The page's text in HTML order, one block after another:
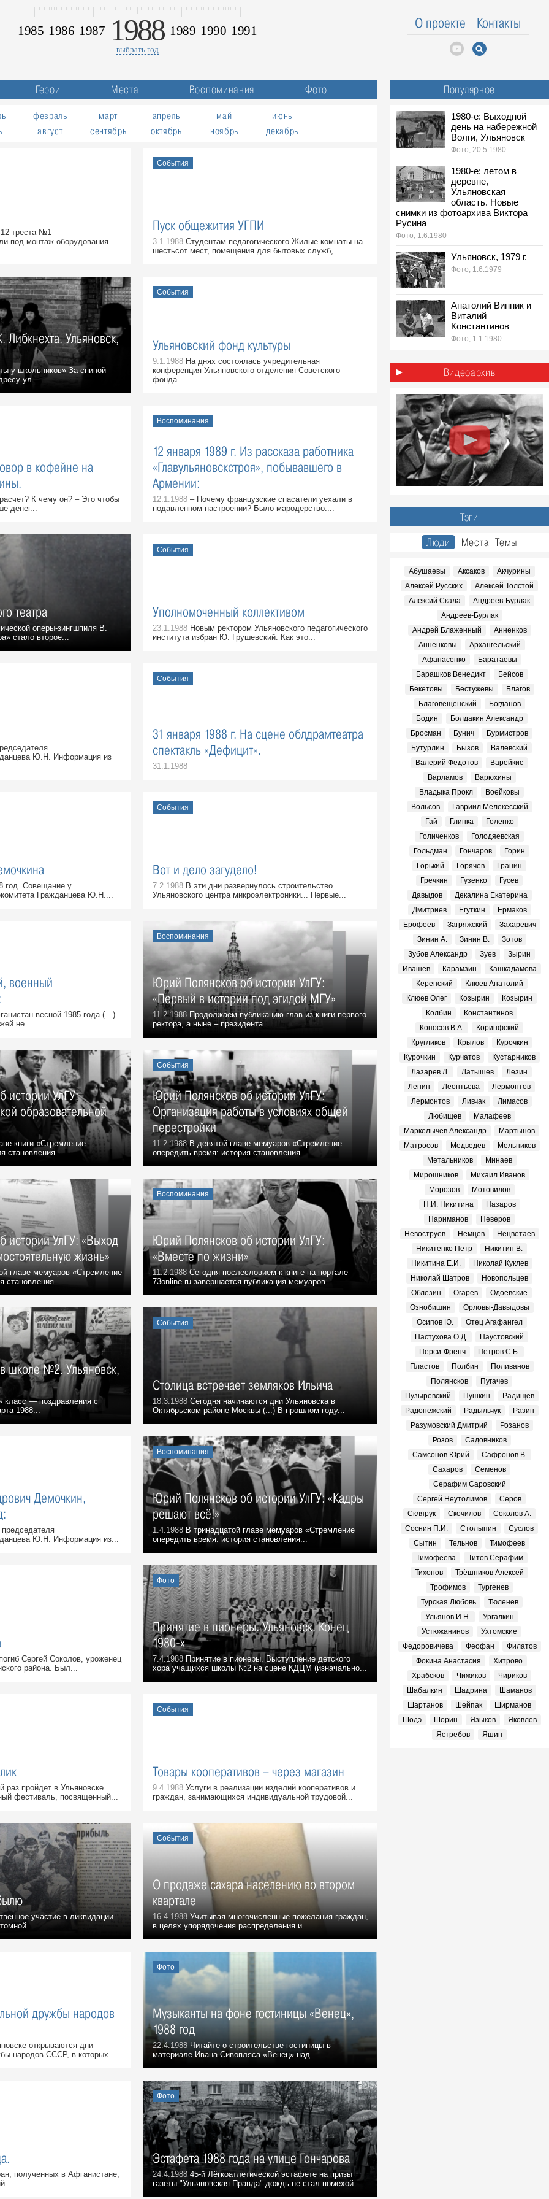
1988
1985 1986 1987 1989 1990 1991
выбрать год
О проекте Контакты
Герои Места Воспоминания Фото
февраль март апрель май
июнь
август сентябрь октябрь ноябрь декабрь
треста №1
под монтаж оборудования
События
Пуск общежития УГПИ
3.1.1988 Студентам педагогического Жилые комнаты на
шестьсот мест, помещения для бытовых служб,...
Либкнехта. Ульяновск,
у школьников» За спиной
ул....
События
Ульяновский фонд культуры
9.1.1988 На днях состоялась учредительная
конференция Ульяновского отделения Советского
фонда...
в кофейне на
К чему он? – Это чтобы
денег...
Воспоминания
12 января 1989 г. Из рассказа работника
«Главульяновскстроя», побывавшего в
Армении:
12.1.1988 – Почему французские спасатели уехали в
подавленном настроении? Было мародерство....
театра
оперы-зингшпиля В.
стало второе...
События
Уполномоченный коллективом
23.1.1988 Новым ректором Ульяновского педагогического
института избран Ю. Грушевский. Как это...
Ю.Н. Информация из
События
31 января 1988 г. На сцене облдрамтеатра
спектакль «Дефицит».
31.1.1988
год. Совещание у
Гражданцева Ю.Н....
События
Вот и дело загудело!
7.2.1988 В эти дни развернулось строительство
Ульяновского центра микроэлектроники... Первые...
военный
весной 1985 года (…)
не...
Воспоминания
Юрий Полянсков об истории УлГУ:
«Первый в истории под эгидой МГУ»
11.2.1988 Продолжаем публикацию глав из книги первого
ректора, а ныне – президента...
истории УлГУ:
образовательной
книги «Стремление
становления...
События
Юрий Полянсков об истории УлГУ:
Организация работы в условиях общей
перестройки
11.2.1988В девятой главе мемуаров «Стремление
опередить время: история становления...
истории УлГУ: «Выход
жизнь»
главе мемуаров «Стремление
становления...
Воспоминания
Юрий Полянсков об истории УлГУ:
«Вместе по жизни»
11.2.1988 Сегодня послесловием к книге на портале
73online.ru завершается публикация мемуаров...
школе №2. Ульяновск,
— поздравления с
1988...
События
Столица встречает земляков Ильича
18.3.1988 Сегодня начинаются дни Ульяновска в
Октябрьском районе Москвы (...) В прошлом году...
Демочкин,
Ю.Н. Информация из...
Воспоминания
Юрий Полянсков об истории УлГУ: «Кадры
решают всё!»
1.4.1988 В тринадцатой главе мемуаров «Стремление
опередить время: история становления...
Сергей Соколов, уроженец
района. Был...
Фото
Принятие в пионеры. Ульяновск. Конец
1980-х
7.4.1988 Принятие в пионеры. Выступление детского
хора учащихся школы №2 на сцене КДЦМ (изначально...
раз пройдет в Ульяновске
фестиваль, посвященный...
События
Товары кооперативов – через магазин
9.4.1988 Услуги в реализации изделий кооперативов и
граждан, занимающихся индивидуальной трудовой...
участие в ликвидации
События
О продаже сахара населению во втором
квартале
16.4.1988 Учитывая многочисленные пожелания граждан,
в целях упорядочения распределения и...
дружбы народов
открываются дни
народов СССР, в которых...
Фото
Музыканты на фоне гостиницы «Венец»,
1988 год
22.4.1988 Читайте о строительстве гостиницы в
материале Ивана Сивопляса «Венец» над...
полученных в Афганистане,
Фото
Эстафета 1988 года на улице Гончарова
24.4.1988 45-й Лёгкоатлетической эстафете на призы
газеты "Ульяновская Правда" дождь не стал помехой...
Популярное
1980-е: Выходной
день на набережной
Волги, Ульяновск
Фото, 20.5.1980
1980-е: летом в
деревне,
Ульяновская
область. Новые
снимки из фотоархива Виктора
Русина
Фото, 1.6.1980
Ульяновск, 1979 г.
Фото, 1.6.1979
Анатолий Винник и
Виталий
Константинов
Фото, 1.1.1980
атлетика эстафета
на стадионе «Труд»,
Фото, 1.5.1980
Видеоархив
Тэги
Люди
Места Темы
Абушаевы Аксаков
Акчурины
Алексей Русских
Алексей Толстой
Алексий Скала
Андреев-Бурлак
Андреев-Бурлак
Андрей Блаженный
Анненков
Анненковы
Архангельский
Афанасенко
Баратаевы
Барашков Венедикт
Бейсов
Бекетовы
Бестужевы
Благов
Благовещенский
Богданов
Бодин
Болдакин Александр
Бросман
Бунич
Бурмистров
Бутурлин
Бызов
Валевский
Валерий Федотов
Варейкис
Варламов
Варюхины
Владыка Прокл
Воейковы
Вольсов
Гавриил Мелекесский
Гай
Глинка
Голенко
Голиченков
Голодяевская
Гольдман
Гончаров
Горин
Горький
Горячев
Гранин
Гречкин
Гузенко
Гусев
Давыдов
Декалина Екатерина
Дмитриев
Егуткин
Ермаков
Ерофеев
Загряжский
Захаревич
Зинин А.
Зинин В.
Зотов
Зубов Александр
Зуев
Зырин
Ивашев
Карамзин
Кашкадамова
Керенский
Клюев Анатолий
Клюев Олег
Козырин
Козырин
Колбин
Константинов
Копосов В.А.
Коринфский
Кругликов
Крылов
Курочкин
Курочкин
Курчатов
Кустарников
Лазарев Л.
Латышев
Лезин
Ленин
Леонтьева
Лермонтов
Лермонтов
Ливчак
Лимасов
Любищев
Малафеев
Маркелычев Александр
Мартынов
Матросов
Медведев
Мельников
Метальников
Минаев
Мирошников
Михаил Иванов
Морозов
Мотовилов
Н.И. Никитина
Назаров
Нариманов
Неверов
Невоструев
Немцев
Нецветаев
Никитенко Петр
Никитин В.
Никитина Е.И.
Николай Куклев
Николай Шатров
Новопольцев
Облезин
Огарев
Одоевские
Ознобишин
Орловы-Давыдовы
Осипов Ю.
Отец Агафангел
Пастухова О.Д.
Паустовский
Перси-Френч
Петров С.Б.
Пластов
Полбин
Поливанов
Полянсков
Пугачев
Пузыревский
Пушкин
Радищев
Радонежский
Радыльчук
Разин
Разумовский Дмитрий
Розанов
Розов
Садовников
Самсонов Юрий
Сафронов В.
Сахаров
Семенов
Серафим Саровский
Сергей Неутолимов
Серов
Склярук
Скочилов
Соколов А.
Соснин П.И.
Столыпин
Суслов
Сытин
Тельнов
Тимофеев
Тимофеева
Титов Серафим
Тихонов
Трёшников Алексей
Трофимов
Тургенев
Турская Любовь
Тюленев
Ульянов И.Н.
Ургалкин
Устюжанинов
Ухтомские
Федоровичева
Феофан
Филатов
Фокина Анастасия
Хитрово
Храбсков
Чижиков
Чириков
Шабалкин
Шадрина
Шаманов
Шартанов
Шейпак
Ширманов
Шодэ
Шорин Языков
Яковлев
Ястребов
Яшин